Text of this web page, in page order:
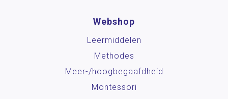
Webshop
Leermiddelen
Methodes
Meer-/hoog­begaafdheid
Montessori